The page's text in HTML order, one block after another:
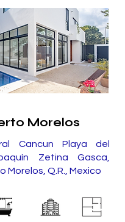
Morelos
Cancun Playa del
Zetina Gasca,
Morelos, Q.R., Mexico